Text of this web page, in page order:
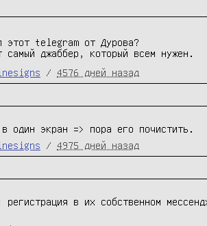
этот telegram от Дурова?
самый джаббер, который всем нужен.
/ 4576 дней назад
один экран => пора его почистить.
/ 4975 дней назад
в их собственном